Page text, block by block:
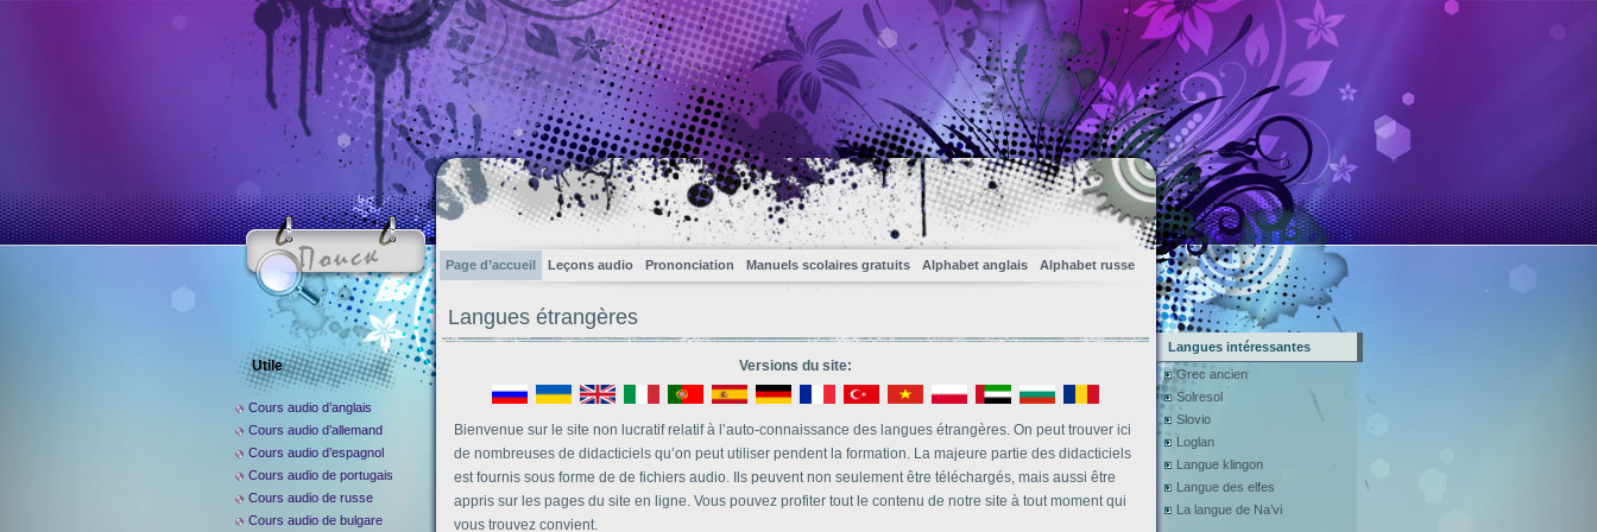
Page d’accueil Leçons audio Prononciation Manuels scolaires gratuits Alphabet anglais Alphabet russe
Langues étrangères
Versions du site:
Bienvenue sur le site non lucratif relatif à l’auto-connaissance des langues étrangères. On peut trouver ici
de nombreuses de didacticiels qu’on peut utiliser pendent la formation. La majeure partie des didacticiels
est fournis sous forme de de fichiers audio. Ils peuvent non seulement être téléchargés, mais aussi être
appris sur les pages du site en ligne. Vous pouvez profiter tout le contenu de notre site à tout moment qui
vous trouvez convient.
Utile
Cours audio d’anglais
Cours audio d’allemand
Cours audio d’espagnol
Cours audio de portugais
Cours audio de russe
Cours audio de bulgare
Langues intéressantes
Grec ancien
Solresol
Slovio
Loglan
Langue klingon
Langue des elfes
La langue de Na’vi